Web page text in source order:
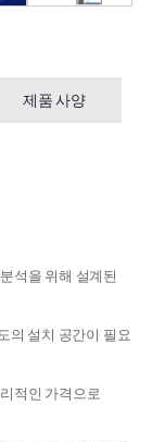
제품 사양
석을 위해 설계된
의 설치 공간이 필요
적인 가격으로